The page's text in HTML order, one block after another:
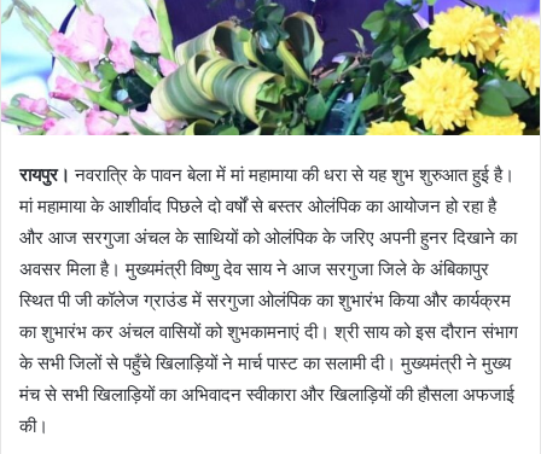
रायपुर। नवरात्रि के पावन बेला में मां महामाया की धरा से यह शुभ शुरुआत हुई है।
मां महामाया के आशीर्वाद पिछले दो वर्षों से बस्तर ओलंपिक का आयोजन हो रहा है
और आज सरगुजा अंचल के साथियों को ओलंपिक के जरिए अपनी हुनर दिखाने का
अवसर मिला है। मुख्यमंत्री विष्णु देव साय ने आज सरगुजा जिले के अंबिकापुर
स्थित पी जी कॉलेज ग्राउंड में सरगुजा ओलंपिक का शुभारंभ किया और कार्यक्रम
का शुभारंभ कर अंचल वासियों को शुभकामनाएं दी। श्री साय को इस दौरान संभाग
के सभी जिलों से पहुँचे खिलाड़ियों ने मार्च पास्ट का सलामी दी। मुख्यमंत्री ने मुख्य
मंच से सभी खिलाड़ियों का अभिवादन स्वीकारा और खिलाड़ियों की हौसला अफजाई
की।